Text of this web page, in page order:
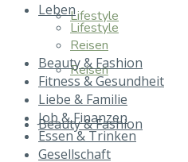
Lifestyle
Reisen
Beauty & Fashion
Leben
Lifestyle
Reisen
Beauty & Fashion
Fitness & Gesundheit
Liebe & Familie
Job & Finanzen
Essen & Trinken
Gesellschaft